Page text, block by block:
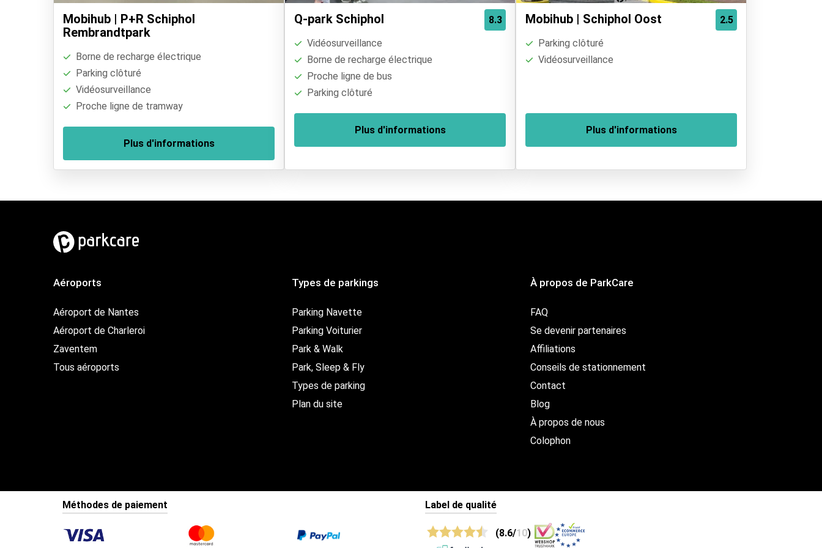
Mobihub | P+R Schiphol
Rembrandtpark
Borne de recharge électrique
Parking clôturé
Vidéosurveillance
Proche ligne de tramway
Plus d'informations
8.3
Q-park Schiphol
Vidéosurveillance
Borne de recharge électrique
Proche ligne de bus
Parking clôturé
Plus d'informations
2.5
Mobihub | Schiphol Oost
Parking clôturé
Vidéosurveillance
Plus d'informations
Aéroports
Aéroport de Nantes
Aéroport de Charleroi
Zaventem
Tous aéroports
Types de parkings
Parking Navette
Parking Voiturier
Park & Walk
Park, Sleep & Fly
Types de parking
Plan du site
À propos de ParkCare
FAQ
Se devenir partenaires
Affiliations
Conseils de stationnement
Contact
Blog
À propos de nous
Colophon
Méthodes de paiement Label de qualité
(8.6/10)